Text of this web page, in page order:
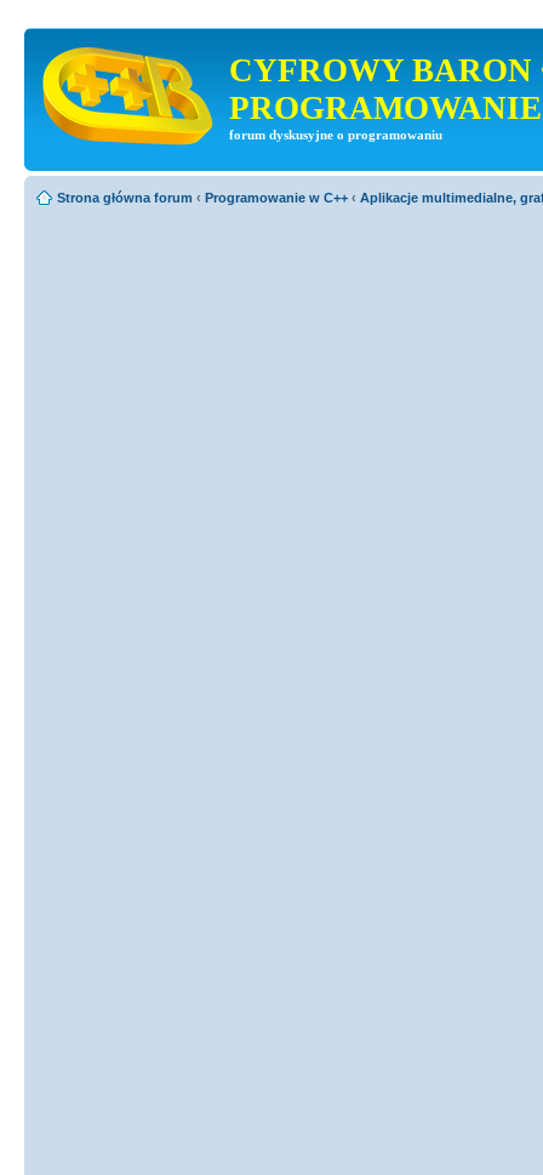
CYFROWY BARON
PROGRAMOWANIE
forum dyskusyjne o programowaniu
Strona główna forum ‹ Programowanie w C++ ‹ Aplikacje multimedialne,